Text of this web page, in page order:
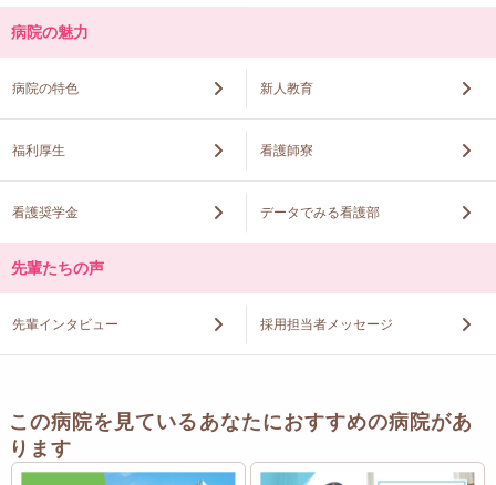
病院の魅力
病院の特色 新人教育
福利厚生 看護師寮
看護奨学金 データでみる看護部
先輩たちの声
先輩インタビュー 採用担当者メッセージ
この病院を見ているあなたにおすすめの病院があ
ります